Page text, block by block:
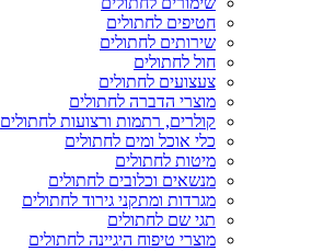
חטיפים לחתולים
שירותים לחתולים
חול לחתולים
צעצועים לחתולים
מוצרי הדברה לחתולים
קולרים, רתמות ורצועות לחתולים
כלי אוכל ומים לחתולים
מיטות לחתולים
מנשאים וכלובים לחתולים
מגרדות ומתקני גירוד לחתולים
תגי שם לחתולים
מוצרי טיפוח היגיינה לחתולים